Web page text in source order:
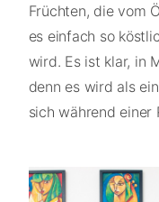
Früchten, die vom
es einfach so
wird. Es ist klar, in
denn es wird als
sich während einer